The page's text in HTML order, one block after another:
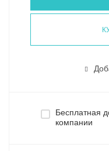
Бесплатная
компании